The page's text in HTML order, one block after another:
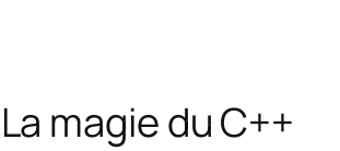
La magie du C++